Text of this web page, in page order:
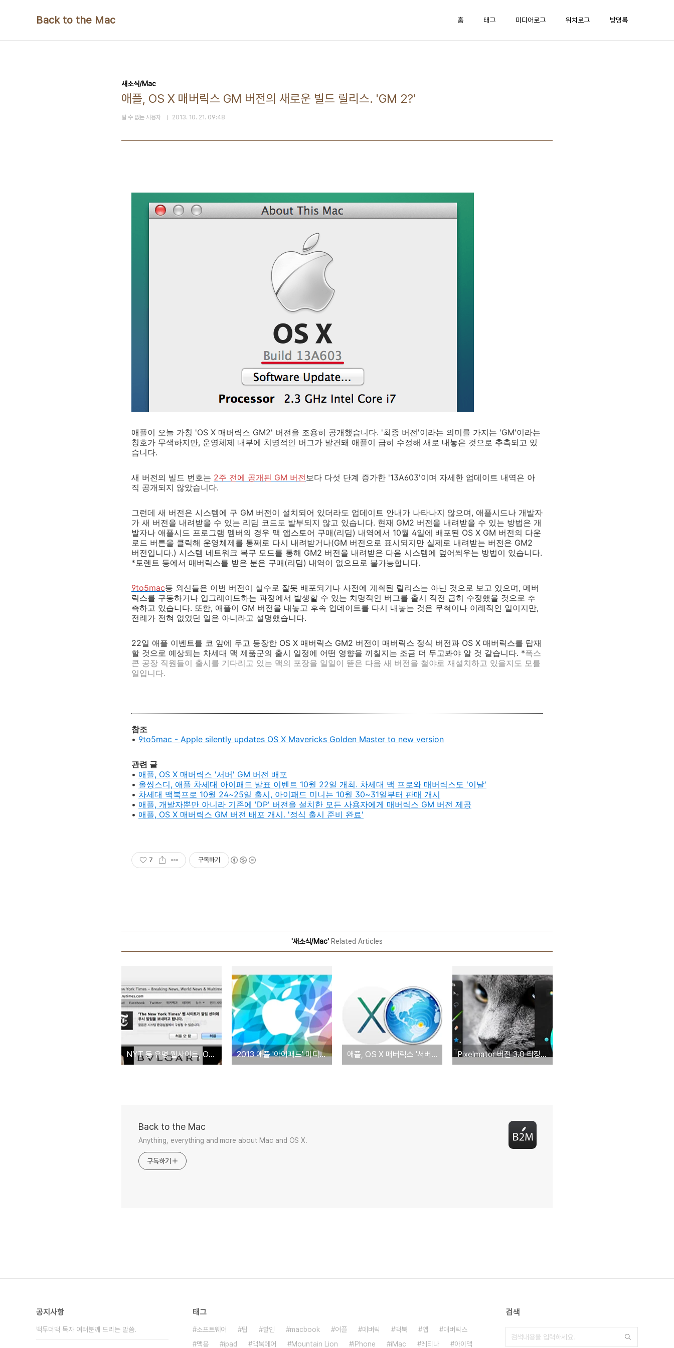
Back to the Mac 홈 태그 미디어로그 위치로그 방명록
새소식/Mac
애플, OS X 매버릭스 GM 버전의 새로운 빌드 릴리스. 'GM 2?'
알 수 없는 사용자 2013. 10. 21. 09:48
애플이 오늘 가칭 'OS X 매버릭스 GM2' 버전을 조용히 공개했습니다. '최종 버전'이라는 의미를 가지는 'GM'이라는
칭호가 무색하지만, 운영체제 내부에 치명적인 버그가 발견돼 애플이 급히 수정해 새로 내놓은 것으로 추측되고 있
습니다.
새 버전의 빌드 번호는 2주 전에 공개된 GM 버전보다 다섯 단계 증가한 '13A603'이며 자세한 업데이트 내역은 아
직 공개되지 않았습니다.
그런데 새 버전은 시스템에 구 GM 버전이 설치되어 있더라도 업데이트 안내가 나타나지 않으며, 애플시드나 개발자
가 새 버전을 내려받을 수 있는 리딤 코드도 발부되지 않고 있습니다. 현재 GM2 버전을 내려받을 수 있는 방법은 개
발자나 애플시드 프로그램 멤버의 경우 맥 앱스토어 구매(리딤) 내역에서 10월 4일에 배포된 OS X GM 버전의 다운
로드 버튼을 클릭해 운영체제를 통째로 다시 내려받거나(GM 버전으로 표시되지만 실제로 내려받는 버전은 GM2
버전입니다.) 시스템 네트워크 복구 모드를 통해 GM2 버전을 내려받은 다음 시스템에 덮어씌우는 방법이 있습니다.
*토렌트 등에서 매버릭스를 받은 분은 구매(리딤) 내역이 없으므로 불가능합니다.
9to5mac등 외신들은 이번 버전이 실수로 잘못 배포되거나 사전에 계획된 릴리스는 아닌 것으로 보고 있으며, 메버
릭스를 구동하거나 업그레이드하는 과정에서 발생할 수 있는 치명적인 버그를 출시 직전 급히 수정했을 것으로 추
측하고 있습니다. 또한, 애플이 GM 버전을 내놓고 후속 업데이트를 다시 내놓는 것은 무척이나 이례적인 일이지만,
전례가 전혀 없었던 일은 아니라고 설명했습니다.
22일 애플 이벤트를 코 앞에 두고 등장한 OS X 매버릭스 GM2 버전이 매버릭스 정식 버전과 OS X 매버릭스를 탑재
할 것으로 예상되는 차세대 맥 제품군의 출시 일정에 어떤 영향을 끼칠지는 조금 더 두고봐야 알 것 같습니다. *폭스
콘 공장 직원들이 출시를 기다리고 있는 맥의 포장을 일일이 뜯은 다음 새 버전을 철야로 재설치하고 있을지도 모를
일입니다.
참조
• 9to5mac - Apple silently updates OS X Mavericks Golden Master to new version
관련 글
• 애플, OS X 매버릭스 '서버' GM 버전 배포
• 올씽스디, 애플 차세대 아이패드 발표 이벤트 10월 22일 개최. 차세대 맥 프로와 매버릭스도 '이날'
• 차세대 맥북프로 10월 24~25일 출시, 아이패드 미니는 10월 30~31일부터 판매 개시
• 애플, 개발자뿐만 아니라 기존에 'DP' 버전을 설치한 모든 사용자에게 매버릭스 GM 버전 제공
• 애플, OS X 매버릭스 GM 버전 배포 개시. '정식 출시 준비 완료'
7 구독하기
'새소식/Mac' Related Articles
NYT 등 유명 웹사이트, OS X 매버릭스의 '웹 푸시알림' 기능 지원하기 시작해 2013 애플 '아이패드' 미디어 이벤트 실시간 중계 사이트 모음. '아이패드 5, 아이패드 미니 2 발표' 애플, OS X 매버릭스 '서버' GM 버전 배포 Pixelmator 버전 3.0 티징 이미지 공개. 기존 사용자에게 무료로 제공
Back to the Mac
Anything, everything and more about Mac and OS X.
구독하기
공지사항
백투더맥 독자 여러분께 드리는 말씀.
태그
소프트웨어 팁 할인 macbook 어플 메버릭 맥북 앱
매버릭스
맥용
ipad 맥북에어 Mountain Lion iPhone iMac 레티나 아이맥
검색